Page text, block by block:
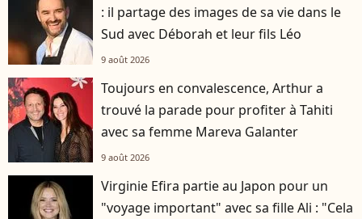
: il partage des images de sa vie dans le
Sud avec Déborah et leur fils Léo
9 août 2026
Toujours en convalescence, Arthur a
trouvé la parade pour profiter à Tahiti
avec sa femme Mareva Galanter
9 août 2026
Virginie Efira partie au Japon pour un
"voyage important" avec sa fille Ali : "Cela